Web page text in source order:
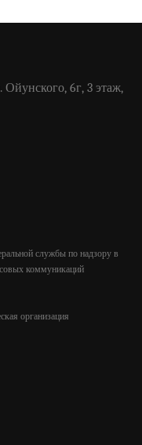
6г, 3 этаж,
службы по надзору в
коммуникаций
организация